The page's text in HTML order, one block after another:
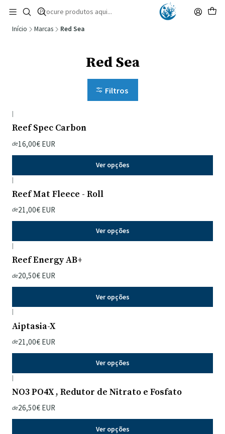
🚚 Portugal Continental: Portes Grátis desde 149,90€ (Envio extresso: 14,90€)
Ler mais
Início Marcas Red Sea
Red Sea
Filtros
|
Reef Spec Carbon
de16,00€ EUR
Ver opções
|
Reef Mat Fleece - Roll
de21,00€ EUR
Ver opções
|
Reef Energy AB+
de20,50€ EUR
Ver opções
|
Aiptasia-X
de21,00€ EUR
Ver opções
|
NO3 PO4X , Redutor de Nitrato e Fosfato
de26,50€ EUR
Ver opções